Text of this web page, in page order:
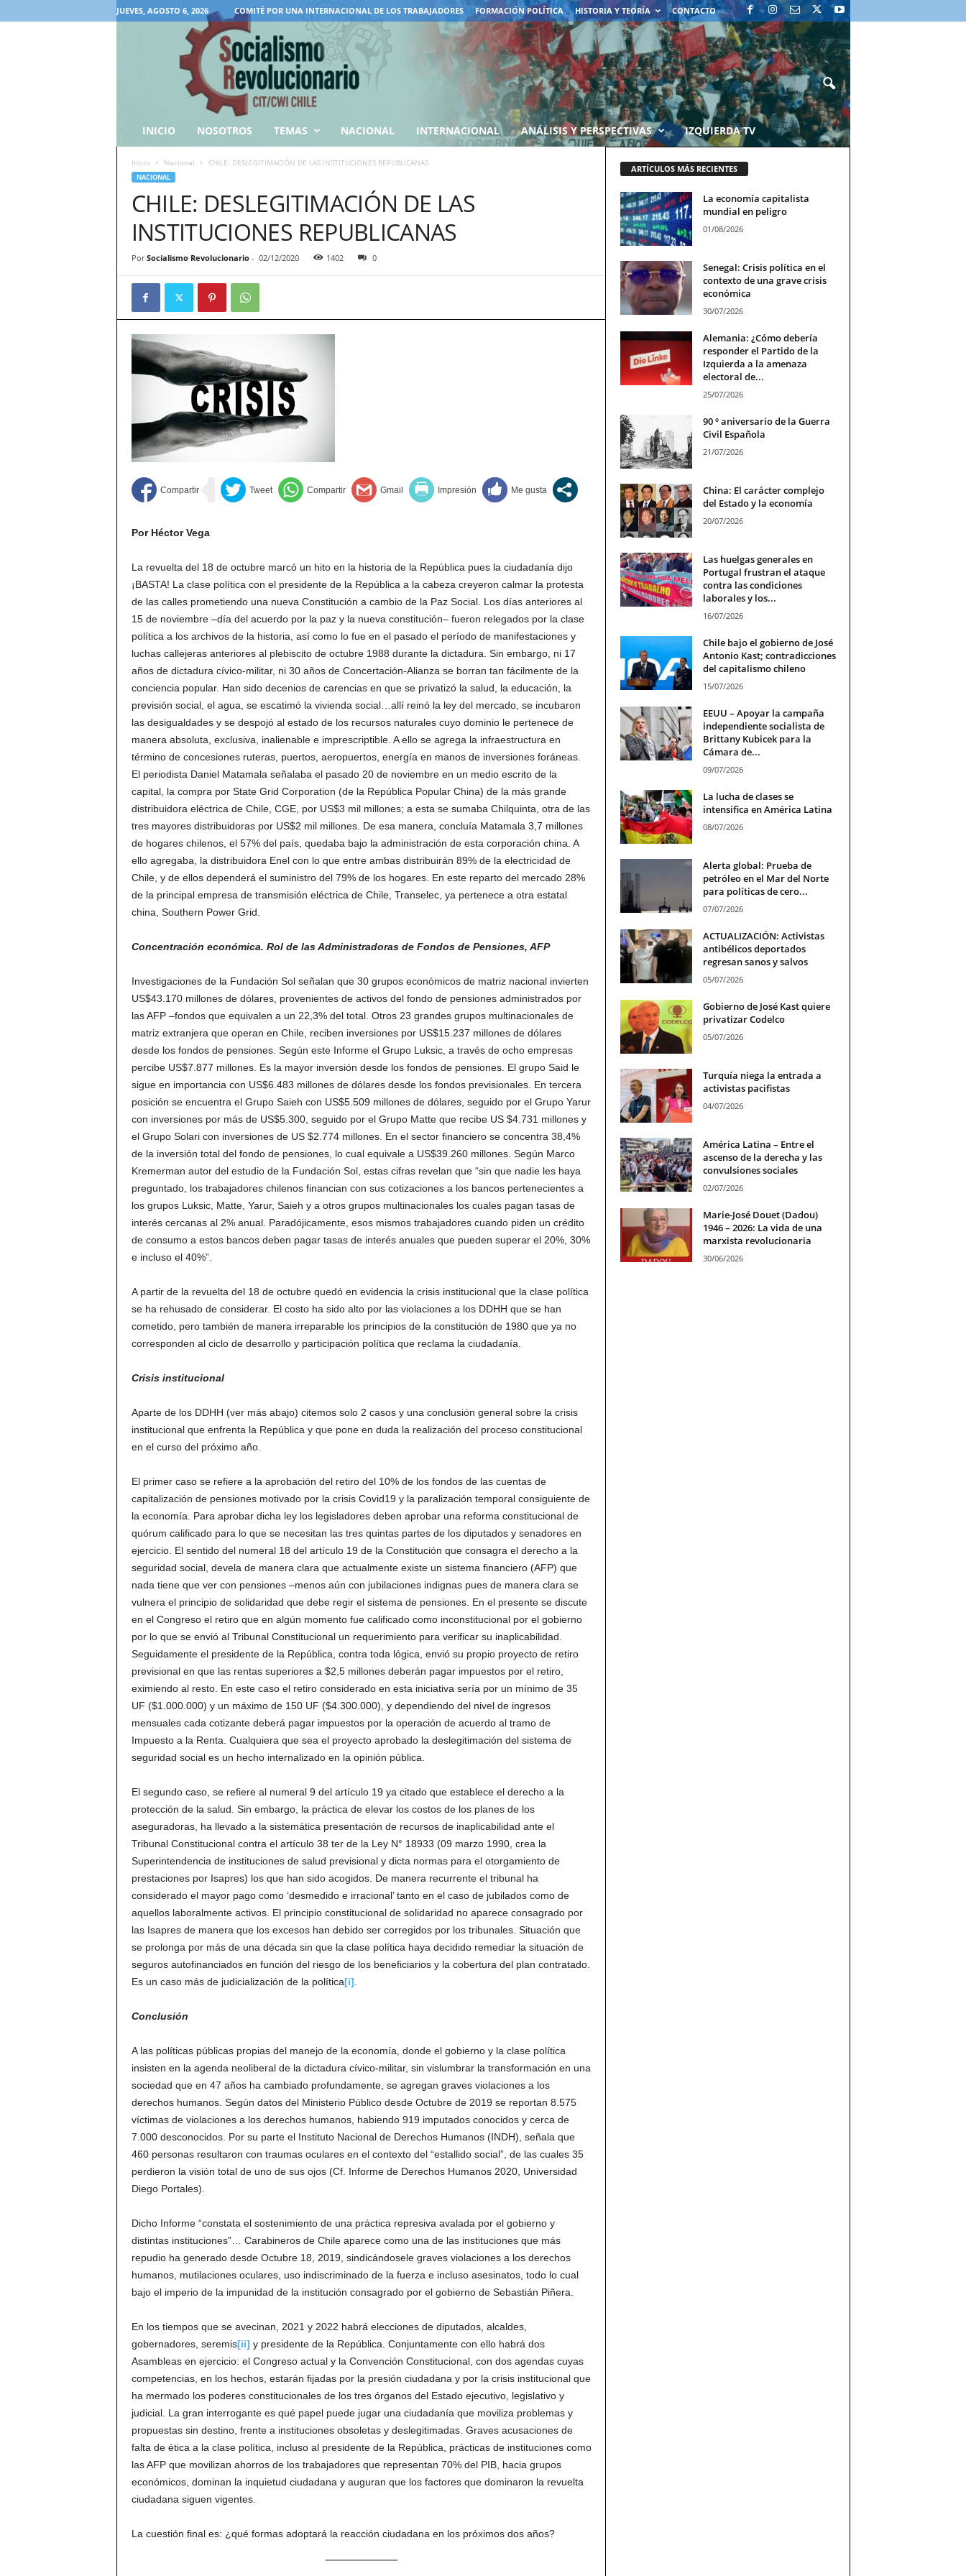
JUEVES, AGOSTO 6, 2026 COMITÉ POR UNA INTERNACIONAL DE LOS TRABAJADORES FORMACIÓN POLÍTICA HISTORIA Y TEORÍA CONTACTO
INICIO NOSOTROS TEMAS NACIONAL INTERNACIONAL ANÁLISIS Y PERSPECTIVAS IZQUIERDA TV
Inicio Nacional CHILE: DESLEGITIMACIÓN DE LAS INSTITUCIONES REPUBLICANAS
NACIONAL
CHILE: DESLEGITIMACIÓN DE LAS
INSTITUCIONES REPUBLICANAS
Por Socialismo Revolucionario- 02/12/2020 1402 0
Por Héctor Vega
La revuelta del 18 de octubre marcó un hito en la historia de la República pues la ciudadanía dijo
¡BASTA! La clase política con el presidente de la República a la cabeza creyeron calmar la protesta
de las calles prometiendo una nueva Constitución a cambio de la Paz Social. Los días anteriores al
15 de noviembre –día del acuerdo por la paz y la nueva constitución– fueron relegados por la clase
política a los archivos de la historia, así como lo fue en el pasado el período de manifestaciones y
luchas callejeras anteriores al plebiscito de octubre 1988 durante la dictadura. Sin embargo, ni 17
años de dictadura cívico-militar, ni 30 años de Concertación-Alianza se borran tan fácilmente de la
conciencia popular. Han sido decenios de carencias en que se privatizó la salud, la educación, la
previsión social, el agua, se escatimó la vivienda social…allí reinó la ley del mercado, se incubaron
las desigualdades y se despojó al estado de los recursos naturales cuyo dominio le pertenece de
manera absoluta, exclusiva, inalienable e imprescriptible. A ello se agrega la infraestructura en
término de concesiones ruteras, puertos, aeropuertos, energía en manos de inversiones foráneas.
El periodista Daniel Matamala señalaba el pasado 20 de noviembre en un medio escrito de la
capital, la compra por State Grid Corporation (de la República Popular China) de la más grande
distribuidora eléctrica de Chile, CGE, por US$3 mil millones; a esta se sumaba Chilquinta, otra de las
tres mayores distribuidoras por US$2 mil millones. De esa manera, concluía Matamala 3,7 millones
de hogares chilenos, el 57% del país, quedaba bajo la administración de esta corporación china. A
ello agregaba, la distribuidora Enel con lo que entre ambas distribuirán 89% de la electricidad de
Chile, y de ellos dependerá el suministro del 79% de los hogares. En este reparto del mercado 28%
de la principal empresa de transmisión eléctrica de Chile, Transelec, ya pertenece a otra estatal
china, Southern Power Grid.
Concentración económica. Rol de las Administradoras de Fondos de Pensiones, AFP
Investigaciones de la Fundación Sol señalan que 30 grupos económicos de matriz nacional invierten
US$43.170 millones de dólares, provenientes de activos del fondo de pensiones administrados por
las AFP –fondos que equivalen a un 22,3% del total. Otros 23 grandes grupos multinacionales de
matriz extranjera que operan en Chile, reciben inversiones por US$15.237 millones de dólares
desde los fondos de pensiones. Según este Informe el Grupo Luksic, a través de ocho empresas
percibe US$7.877 millones. Es la mayor inversión desde los fondos de pensiones. El grupo Said le
sigue en importancia con US$6.483 millones de dólares desde los fondos previsionales. En tercera
posición se encuentra el Grupo Saieh con US$5.509 millones de dólares, seguido por el Grupo Yarur
con inversiones por más de US$5.300, seguido por el Grupo Matte que recibe US $4.731 millones y
el Grupo Solari con inversiones de US $2.774 millones. En el sector financiero se concentra 38,4%
de la inversión total del fondo de pensiones, lo cual equivale a US$39.260 millones. Según Marco
Kremerman autor del estudio de la Fundación Sol, estas cifras revelan que “sin que nadie les haya
preguntado, los trabajadores chilenos financian con sus cotizaciones a los bancos pertenecientes a
los grupos Luksic, Matte, Yarur, Saieh y a otros grupos multinacionales los cuales pagan tasas de
interés cercanas al 2% anual. Paradójicamente, esos mismos trabajadores cuando piden un crédito
de consumo a estos bancos deben pagar tasas de interés anuales que pueden superar el 20%, 30%
e incluso el 40%”.
A partir de la revuelta del 18 de octubre quedó en evidencia la crisis institucional que la clase política
se ha rehusado de considerar. El costo ha sido alto por las violaciones a los DDHH que se han
cometido, pero también de manera irreparable los principios de la constitución de 1980 que ya no
corresponden al ciclo de desarrollo y participación política que reclama la ciudadanía.
Crisis institucional
Aparte de los DDHH (ver más abajo) citemos solo 2 casos y una conclusión general sobre la crisis
institucional que enfrenta la República y que pone en duda la realización del proceso constitucional
en el curso del próximo año.
El primer caso se refiere a la aprobación del retiro del 10% de los fondos de las cuentas de
capitalización de pensiones motivado por la crisis Covid19 y la paralización temporal consiguiente de
la economía. Para aprobar dicha ley los legisladores deben aprobar una reforma constitucional de
quórum calificado para lo que se necesitan las tres quintas partes de los diputados y senadores en
ejercicio. El sentido del numeral 18 del artículo 19 de la Constitución que consagra el derecho a la
seguridad social, devela de manera clara que actualmente existe un sistema financiero (AFP) que
nada tiene que ver con pensiones –menos aún con jubilaciones indignas pues de manera clara se
vulnera el principio de solidaridad que debe regir el sistema de pensiones. En el presente se discute
en el Congreso el retiro que en algún momento fue calificado como inconstitucional por el gobierno
por lo que se envió al Tribunal Constitucional un requerimiento para verificar su inaplicabilidad.
Seguidamente el presidente de la República, contra toda lógica, envió su propio proyecto de retiro
previsional en que las rentas superiores a $2,5 millones deberán pagar impuestos por el retiro,
eximiendo al resto. En este caso el retiro considerado en esta iniciativa sería por un mínimo de 35
UF ($1.000.000) y un máximo de 150 UF ($4.300.000), y dependiendo del nivel de ingresos
mensuales cada cotizante deberá pagar impuestos por la operación de acuerdo al tramo de
Impuesto a la Renta. Cualquiera que sea el proyecto aprobado la deslegitimación del sistema de
seguridad social es un hecho internalizado en la opinión pública.
El segundo caso, se refiere al numeral 9 del artículo 19 ya citado que establece el derecho a la
protección de la salud. Sin embargo, la práctica de elevar los costos de los planes de los
aseguradoras, ha llevado a la sistemática presentación de recursos de inaplicabilidad ante el
Tribunal Constitucional contra el artículo 38 ter de la Ley N° 18933 (09 marzo 1990, crea la
Superintendencia de instituciones de salud previsional y dicta normas para el otorgamiento de
prestaciones por Isapres) los que han sido acogidos. De manera recurrente el tribunal ha
considerado el mayor pago como ‘desmedido e irracional’ tanto en el caso de jubilados como de
aquellos laboralmente activos. El principio constitucional de solidaridad no aparece consagrado por
las Isapres de manera que los excesos han debido ser corregidos por los tribunales. Situación que
se prolonga por más de una década sin que la clase política haya decidido remediar la situación de
seguros autofinanciados en función del riesgo de los beneficiarios y la cobertura del plan contratado.
Es un caso más de judicialización de la política[i]
Conclusión
A las políticas públicas propias del manejo de la economía, donde el gobierno y la clase política
insisten en la agenda neoliberal de la dictadura cívico-militar, sin vislumbrar la transformación en una
sociedad que en 47 años ha cambiado profundamente, se agregan graves violaciones a los
derechos humanos. Según datos del Ministerio Público desde Octubre de 2019 se reportan 8.575
víctimas de violaciones a los derechos humanos, habiendo 919 imputados conocidos y cerca de
7.000 desconocidos. Por su parte el Instituto Nacional de Derechos Humanos (INDH), señala que
460 personas resultaron con traumas oculares en el contexto del “estallido social”, de las cuales 35
perdieron la visión total de uno de sus ojos (Cf. Informe de Derechos Humanos 2020, Universidad
Diego Portales).
Dicho Informe “constata el sostenimiento de una práctica represiva avalada por el gobierno y
distintas instituciones”… Carabineros de Chile aparece como una de las instituciones que más
repudio ha generado desde Octubre 18, 2019, sindicándosele graves violaciones a los derechos
humanos, mutilaciones oculares, uso indiscriminado de la fuerza e incluso asesinatos, todo lo cual
bajo el imperio de la impunidad de la institución consagrado por el gobierno de Sebastián Piñera.
En los tiempos que se avecinan, 2021 y 2022 habrá elecciones de diputados, alcaldes,
gobernadores, seremis[ii] y presidente de la República. Conjuntamente con ello habrá dos
Asambleas en ejercicio: el Congreso actual y la Convención Constitucional, con dos agendas cuyas
competencias, en los hechos, estarán fijadas por la presión ciudadana y por la crisis institucional que
ha mermado los poderes constitucionales de los tres órganos del Estado ejecutivo, legislativo y
judicial. La gran interrogante es qué papel puede jugar una ciudadanía que moviliza problemas y
propuestas sin destino, frente a instituciones obsoletas y deslegitimadas. Graves acusaciones de
falta de ética a la clase política, incluso al presidente de la República, prácticas de instituciones como
las AFP que movilizan ahorros de los trabajadores que representan 70% del PIB, hacia grupos
económicos, dominan la inquietud ciudadana y auguran que los factores que dominaron la revuelta
ciudadana siguen vigentes.
La cuestión final es: ¿qué formas adoptará la reacción ciudadana en los próximos dos años?
ARTÍCULOS MÁS RECIENTES
La economía capitalista
mundial en peligro
01/08/2026
Senegal: Crisis política en el
contexto de una grave crisis
económica
30/07/2026
Alemania: ¿Cómo debería
responder el Partido de la
Izquierda a la amenaza
electoral de...
25/07/2026
90 º aniversario de la Guerra
Civil Española
21/07/2026
China: El carácter complejo
del Estado y la economía
20/07/2026
Las huelgas generales en
Portugal frustran el ataque
contra las condiciones
laborales y los...
16/07/2026
Chile bajo el gobierno de José
Antonio Kast; contradicciones
del capitalismo chileno
15/07/2026
EEUU – Apoyar la campaña
independiente socialista de
Brittany Kubicek para la
Cámara de...
09/07/2026
La lucha de clases se
intensifica en América Latina
08/07/2026
Alerta global: Prueba de
petróleo en el Mar del Norte
para políticas de cero...
07/07/2026
ACTUALIZACIÓN: Activistas
antibélicos deportados
regresan sanos y salvos
05/07/2026
Gobierno de José Kast quiere
privatizar Codelco
05/07/2026
Turquía niega la entrada a
activistas pacifistas
04/07/2026
América Latina – Entre el
ascenso de la derecha y las
convulsiones sociales
02/07/2026
Marie-José Douet (Dadou)
1946 – 2026: La vida de una
marxista revolucionaria
30/06/2026